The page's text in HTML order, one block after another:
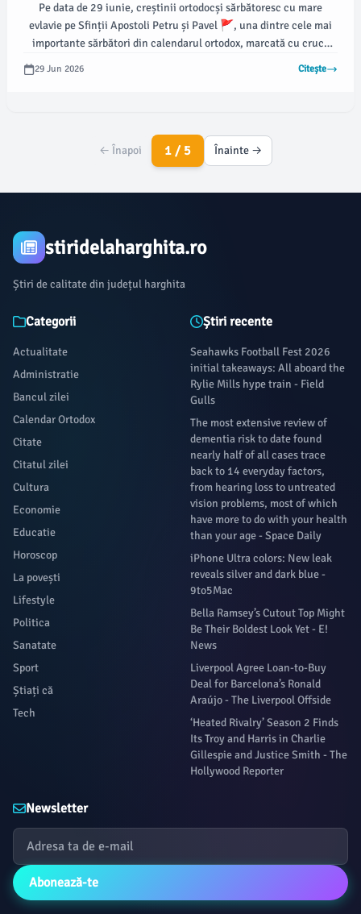
Pe data de 29 iunie, creștinii ortodocși sărbătoresc cu mare
evlavie pe Sfinții Apostoli Petru și Pavel 🚩, una dintre cele mai
importante sărbători din calendarul ortodox, marcată cu cruce
29 Jun 2026 Citește
← Înapoi 1 / 5 Înainte →
stiridelaharghita.ro
Știri de calitate din județul harghita
Categorii
Actualitate
Administratie
Bancul zilei
Calendar Ortodox
Citate
Citatul zilei
Cultura
Economie
Educatie
Horoscop
La povești
Lifestyle
Politica
Sanatate
Sport
Știați că
Tech
Știri recente
Seahawks Football Fest 2026
initial takeaways: All aboard the
Rylie Mills hype train - Field
Gulls
The most extensive review of
dementia risk to date found
nearly half of all cases trace
back to 14 everyday factors,
from hearing loss to untreated
vision problems, most of which
have more to do with your health
than your age - Space Daily
iPhone Ultra colors: New leak
reveals silver and dark blue -
9to5Mac
Bella Ramsey’s Cutout Top Might
Be Their Boldest Look Yet - E!
News
Liverpool Agree Loan-to-Buy
Deal for Barcelona’s Ronald
Araújo - The Liverpool Offside
‘Heated Rivalry’ Season 2 Finds
Its Troy and Harris in Charlie
Gillespie and Justice Smith - The
Hollywood Reporter
Newsletter
Abonează-te